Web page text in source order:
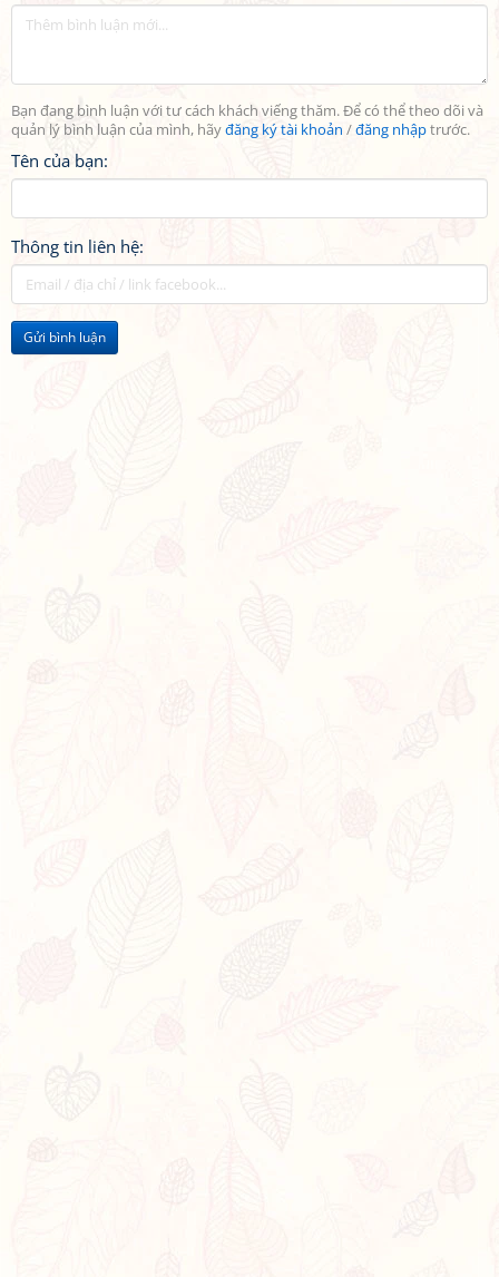
Bạn đang bình luận với tư cách khách viếng thăm. Để có thể theo dõi và
quản lý bình luận của mình, hãyđăng ký tài khoản /đăng nhậptrước.
Tên của bạn:
Thông tin liên hệ:
Gửi bình luận